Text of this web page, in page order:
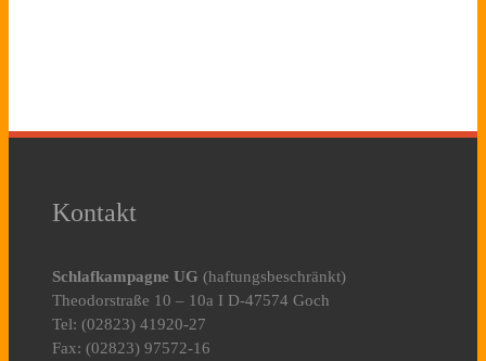
Kontakt
Schlafkampagne UG (haftungsbeschränkt)
Theodorstraße 10 – 10a I D-47574 Goch
Tel: (02823) 41920-27
Fax: (02823) 97572-16